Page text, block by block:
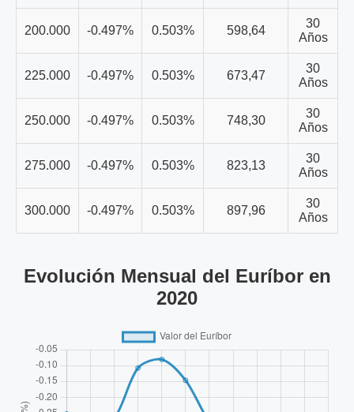
200.000 -0.497% 0.503% 598,64
30
Años
225.000 -0.497% 0.503% 673,47
30
Años
250.000 -0.497% 0.503% 748,30
30
Años
275.000 -0.497% 0.503% 823,13
30
Años
300.000 -0.497% 0.503% 897,96
30
Años
Evolución Mensual del Euríbor en
2020